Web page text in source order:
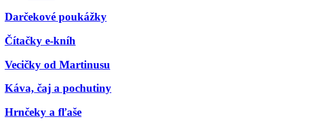
Darčekové poukážky
Čítačky e-kníh
Vecičky od Martinusu
Káva, čaj a pochutiny
Hrnčeky a fľaše